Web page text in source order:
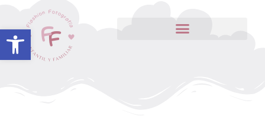
Abrir barra de herramientas